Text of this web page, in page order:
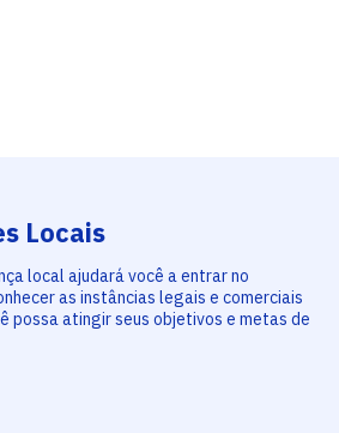
Locais
local ajudará você a entrar no
as instâncias legais e comerciais
possa atingir seus objetivos e metas de